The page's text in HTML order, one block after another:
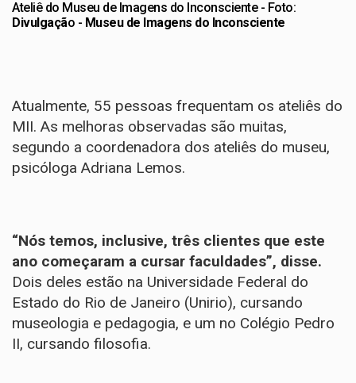
Ateliê do Museu de Imagens do Inconsciente - Foto:
Divulgação - Museu de Imagens do Inconsciente
Atualmente, 55 pessoas frequentam os ateliês do
MII. As melhoras observadas são muitas,
segundo a coordenadora dos ateliês do museu,
psicóloga Adriana Lemos.
“Nós temos, inclusive, três clientes que este
ano começaram a cursar faculdades”, disse.
Dois deles estão na Universidade Federal do
Estado do Rio de Janeiro (Unirio), cursando
museologia e pedagogia, e um no Colégio Pedro
II, cursando filosofia.